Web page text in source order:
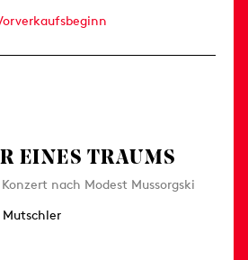
EINES TRAUMS
nach Modest Mussorgski